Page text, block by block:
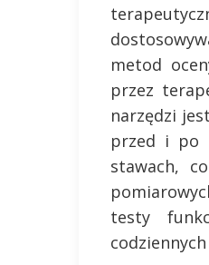
metod
przez
narzędzi
przed i po
stawach,
testy